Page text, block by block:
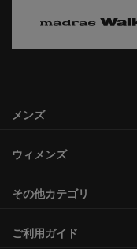
メンズ
ウィメンズ
その他カテゴリ
ご利用ガイド